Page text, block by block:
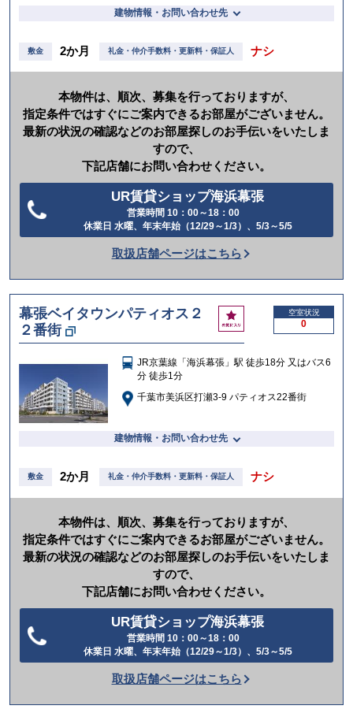
建物情報・お問い合わせ先
敷金 2か月 礼金・仲介手数料・更新料・保証人 ナシ
本物件は、順次、募集を行っておりますが、
指定条件ではすぐにご案内できるお部屋がございません。
最新の状況の確認などのお部屋探しのお手伝いをいたしま
すので、
下記店舗にお問い合わせください。
UR賃貸ショップ海浜幕張
営業時間 10：00～18：00
休業日 水曜、年末年始（12/29～1/3）、5/3～5/5
話
か
け
る
取扱店舗ページはこちら
幕張ベイタウンパティオス２
２番街
お
気
に
入
空室状況
0
JR京葉線「海浜幕張」駅 徒歩18分 又はバス6
分 徒歩1分
千葉市美浜区打瀬3-9 パティオス22番街
建物情報・お問い合わせ先
敷金 2か月 礼金・仲介手数料・更新料・保証人 ナシ
本物件は、順次、募集を行っておりますが、
指定条件ではすぐにご案内できるお部屋がございません。
最新の状況の確認などのお部屋探しのお手伝いをいたしま
すので、
下記店舗にお問い合わせください。
UR賃貸ショップ海浜幕張
営業時間 10：00～18：00
休業日 水曜、年末年始（12/29～1/3）、5/3～5/5
話
か
取扱店舗ページはこちら